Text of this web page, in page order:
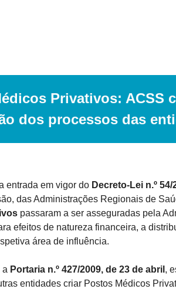
Privativos: ACSS
dos processos das
entrada em vigor do Decreto-Lei n.º
das Administrações Regionais de
passaram a ser asseguradas pela
efeitos de natureza financeira, a
área de influência.
a Portaria n.º 427/2009, de 23 de abril ,
entidades criar Postos Médicos